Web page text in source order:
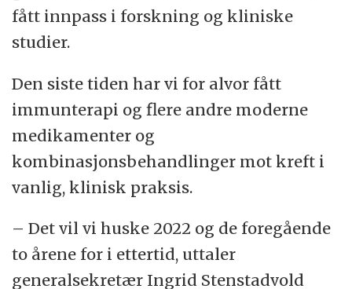
fått innpass i forskning og kliniske
studier.
Den siste tiden har vi for alvor fått
immunterapi og flere andre moderne
medikamenter og
kombinasjonsbehandlinger mot kreft i
vanlig, klinisk praksis.
– Det vil vi huske 2022 og de foregående
to årene for i ettertid, uttaler
generalsekretær Ingrid Stenstadvold